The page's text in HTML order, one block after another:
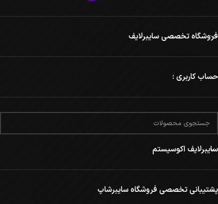
فروشگاه تخصصی سایبرلایف
حساب کاربری :
سایبرلایف اکوسیستم
پشتیبانی تخصصی فروشگاه سایبرشاپ